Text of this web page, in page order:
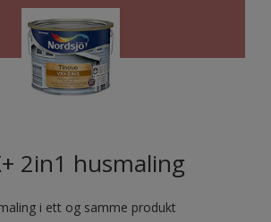
2in1 husmaling
i ett og samme produkt